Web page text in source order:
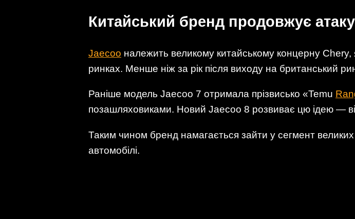
Китайський бренд продовжує
Jaecoo належить великому китайському концерну
ринках. Менше ніж за рік після виходу на британський
Раніше модель Jaecoo 7 отримала прізвисько «Temu
позашляховиками. Новий Jaecoo 8 розвиває цю ідею —
Таким чином бренд намагається зайти у сегмент
автомобілі.